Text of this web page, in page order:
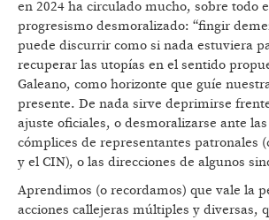
en 2024 ha circulado mucho, sobre todo
progresismo desmoralizado: “fingir
puede discurrir como si nada estuviera
recuperar las utopías en el sentido
Galeano, como horizonte que guíe
presente. De nada sirve deprimirse
ajuste oficiales, o desmoralizarse ante las
cómplices de representantes patronales
y el CIN), o las direcciones de algunos
Aprendimos (o recordamos) que vale la
acciones callejeras múltiples y diversas,